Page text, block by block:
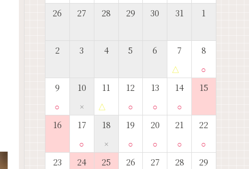
26
27 28 29 30 31 1
2 3 4 5 6 7
△
8
○
9
○
10
×
11
△
12
○
13
○
14
○
15
16 17
○
18
×
19
○
20
○
21
○
22
○
23 24 25 26 27 28 29